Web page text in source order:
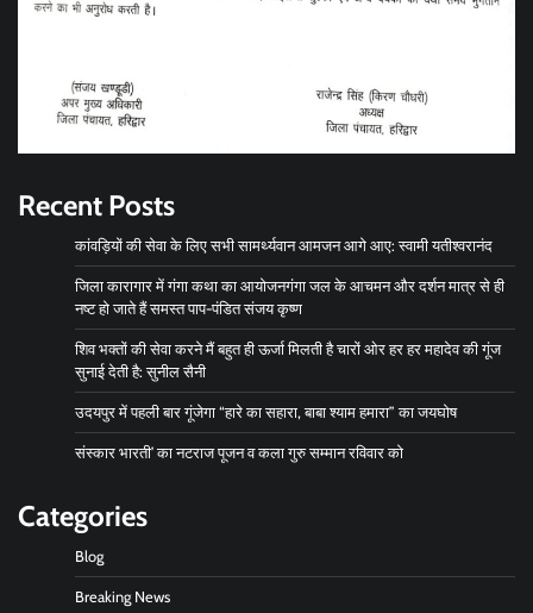
Recent Posts
कांवड़ियों की सेवा के लिए सभी सामर्थ्यवान आमजन आगे आए: स्वामी यतीश्वरानंद
जिला कारागार में गंगा कथा का आयोजनगंगा जल के आचमन और दर्शन मात्र से ही
नष्ट हो जाते हैं समस्त पाप-पंडित संजय कृष्ण
शिव भक्तों की सेवा करने मैं बहुत ही ऊर्जा मिलती है चारों ओर हर हर महादेव की गूंज
सुनाई देती है: सुनील सैनी
उदयपुर में पहली बार गूंजेगा “हारे का सहारा, बाबा श्याम हमारा” का जयघोष
संस्कार भारती’ का नटराज पूजन व कला गुरु सम्मान रविवार को
Categories
Blog
Breaking News